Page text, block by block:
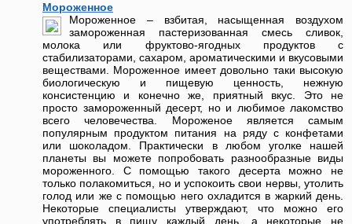
Мороженное
Мороженное – взбитая, насыщенная воздухом
замороженная пастеризованная смесь сливок,
молока или фруктово-ягодных продуктов с
стабилизаторами, сахаром, ароматическими и вкусовыми
веществами. Мороженное имеет довольно таки высокую
биологическую и пищевую ценность, нежную
консистенцию и конечно же, приятный вкус. Это не
просто замороженный десерт, но и любимое лакомство
всего человечества. Мороженое является самым
популярным продуктом питания на ряду с конфетами
или шоколадом. Практически в любом уголке нашей
планеты вы можете попробовать разнообразные виды
мороженного. С помощью такого десерта можно не
только полакомиться, но и успокоить свои нервы, утолить
голод или же с помощью него охладится в жаркий день.
Некоторые специалисты утверждают, что можно его
употреблять в пищу каждый день, а некоторые не